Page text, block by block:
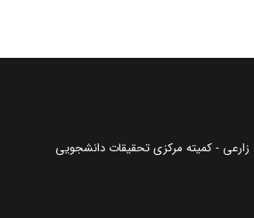
- کمیته مرکزی تحقیقات دانشجویی